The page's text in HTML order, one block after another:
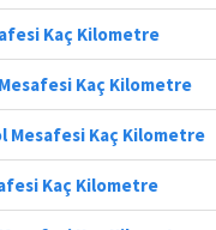
Kaç Kilometre
Kaç Kilometre
Mesafesi Kaç Kilometre
Kaç Kilometre